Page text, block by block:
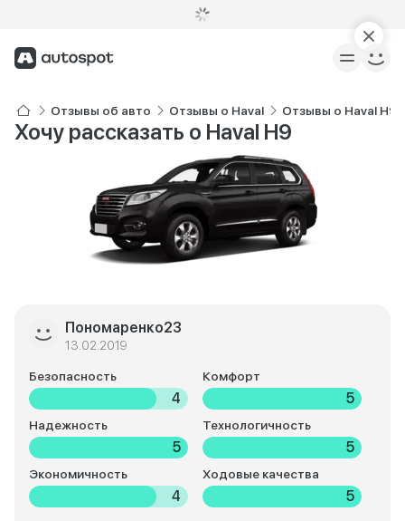
Отзывы об авто Отзывы о Haval Отзывы о Haval H9
Хочу рассказать о Haval H9
Пономаренко23
13.02.2019
Безопасность
4
Комфорт
5
Надежность
5
Технологичность
5
Экономичность
4
Ходовые качества
5